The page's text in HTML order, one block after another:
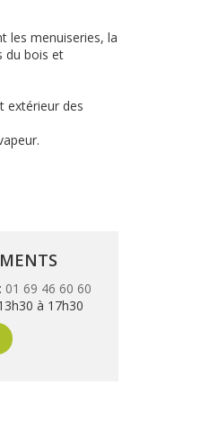
les menuiseries, la
du bois et
extérieur des
01 69 46 60 60
à 17h30